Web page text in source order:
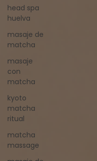
head spa
huelva
masaje de
matcha
masaje
con
matcha
kyoto
matcha
ritual
matcha
massage